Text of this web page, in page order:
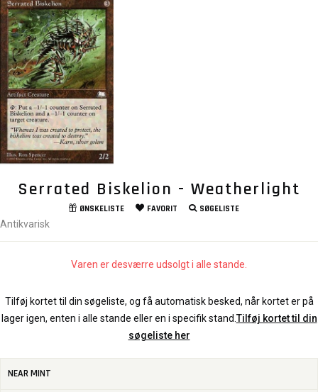
Serrated Biskelion - Weatherlight
ØNSKELISTE FAVORIT SØGELISTE
Antikvarisk
Varen er desværre udsolgt i alle stande.
Tilføj kortet til din søgeliste, og få automatisk besked, når kortet er på
lager igen, enten i alle stande eller en i specifik stand. Tilføj kortet til din
søgeliste her
NEAR MINT